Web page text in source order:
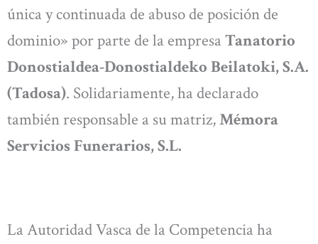
única y continuada de abuso de posición de
dominio» por parte de la empresa Tanatorio
Donostialdea-Donostialdeko Beilatoki, S.A.
(Tadosa). Solidariamente, ha declarado
también responsable a su matriz,Mémora
Servicios Funerarios, S.L.
La Autoridad Vasca de la Competencia ha